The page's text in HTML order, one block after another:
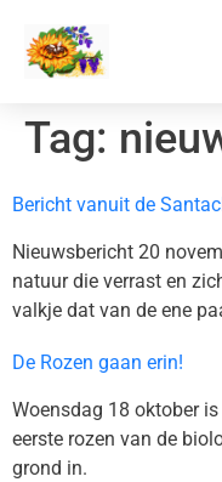
Tag:
Bericht vanuit de
Nieuwsbericht 20
natuur die verrast en
valkje dat van de ene
De Rozen gaan erin!
Woensdag 18 oktober
eerste rozen van de
grond in.